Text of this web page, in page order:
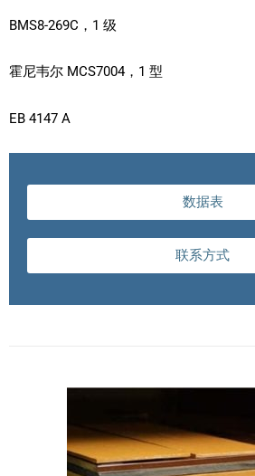
BMS8-269C，1 级
霍尼韦尔 MCS7004，1 型
EB 4147 A
数据表
联系方式